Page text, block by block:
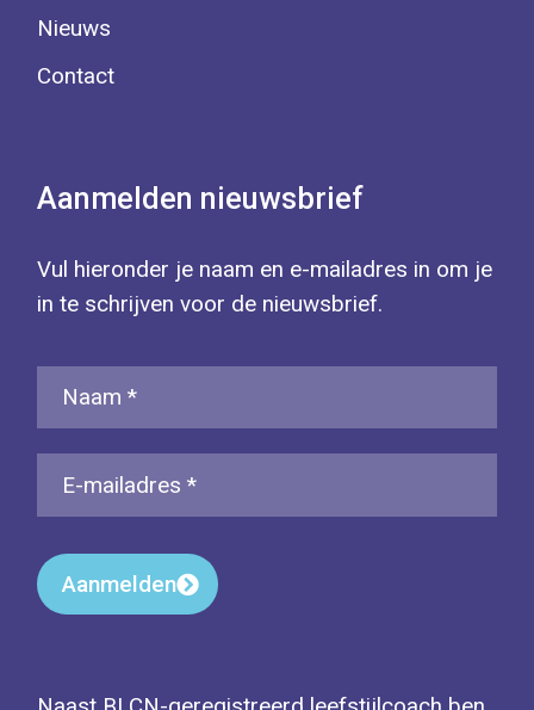
Nieuws
Contact
Aanmelden nieuwsbrief
Vul hieronder je naam en e-mailadres in om je
in te schrijven voor de nieuwsbrief.
Aanmelden